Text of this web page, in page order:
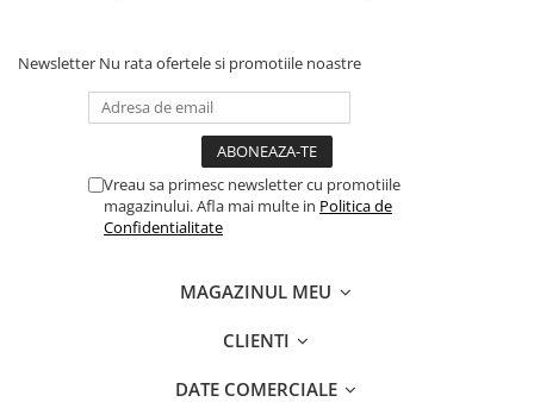
Newsletter Nu rata ofertele si promotiile noastre
Vreau sa primesc newsletter cu promotiile
magazinului. Afla mai multe in Politica de
Confidentialitate
MAGAZINUL MEU
CLIENTI
DATE COMERCIALE